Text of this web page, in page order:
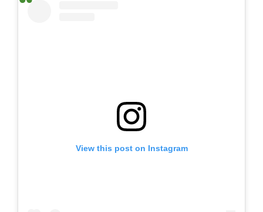
View this post on Instagram